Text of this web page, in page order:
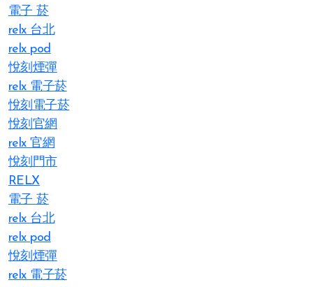
電子 菸
relx 台北
relx pod
悅刻煙彈
relx 電子菸
悅刻電子菸
悅刻官網
relx 官網
悅刻門市
RELX
電子 菸
relx 台北
relx pod
悅刻煙彈
relx 電子菸